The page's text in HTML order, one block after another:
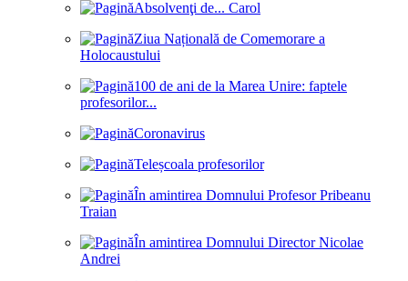
Absolvenţi de... Carol
Ziua Națională de Comemorare a
Holocaustului
100 de ani de la Marea Unire: faptele
profesorilor...
Coronavirus
Teleșcoala profesorilor
În amintirea Domnului Profesor Pribeanu
Traian
În amintirea Domnului Director Nicolae
Andrei